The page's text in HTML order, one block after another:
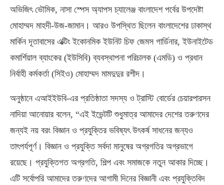
অভিজিৎ ভৌমিক, নাসা স্পেস অ্যাপস চ্যালেঞ্জ বাংলাদেশ পর্বের উপদেষ্টা
মোহাম্মদ মাহদী-উজ-জামান। আরও উপস্থিত ছিলেন বাংলাদেশের ঢাকাস্থ
মার্কিন দূতাবাসের এক্টিং ইকোনমিক ইউনিট চিফ জেমস গার্ডিনার, ইউনাইটেড
কমার্শিয়াল ব্যাংকের (ইউসিবি) ব্যবস্থাপনা পরিচালক (এমডি) ও প্রধান
নির্বাহী কর্মকর্তা (সিইও) মোহাম্মদ মামদুদুর রশীদ।
অনুষ্ঠানে এআইইউবি-এর প্রতিষ্ঠাতা সদস্য ও ট্রাস্টি বোর্ডের চেয়ারপারসন
নাদিয়া আনোয়ার বলেন, “এই ইভেন্টটি শুধুমাত্র আমাদের দেশের তরুণদের
জন্যই নয় বরং বিজ্ঞান ও প্রযুক্তির ভবিষ্যৎ উৎকর্ষ সাধনের জন্যও
তাৎপর্যপূর্ণ। বিজ্ঞান ও প্রযুক্তি সর্বদা মানুষের অগ্রগতির অগ্রভাগে
রয়েছে। প্রযুক্তিগত অগ্রগতি, শিল্প এবং সমাজকে নতুন আকার দিচ্ছে।
এটি সর্বোপরি আমাদের তরুণদের আগামী দিনের বিজ্ঞানী এবং প্রযুক্তিবিদ